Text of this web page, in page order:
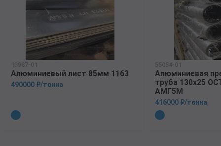
13987-01
Алюминиевый лист 85мм 1163
490000 ₽/тонна
55054-01
Алюминиевая
труба 130х25
АМГ5М
416000 ₽/тонна